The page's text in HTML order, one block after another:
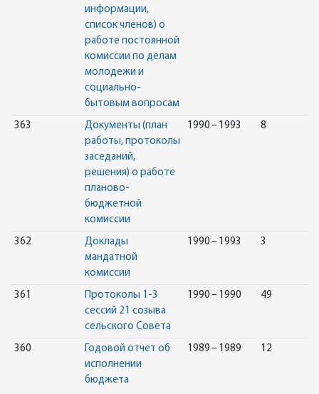
информации,
список членов) о
работе постоянной
комиссии по делам
молодежи и
социально-
бытовым вопросам
363
Документы (план
работы, протоколы
заседаний,
решения) о работе
планово-
бюджетной
комиссии
1990 – 1993 8
362
Доклады
мандатной
комиссии
1990 – 1993 3
361
Протоколы 1-3
сессий 21 созыва
сельского Совета
1990 – 1990 49
360
Годовой отчет об
исполнении
бюджета
1989 – 1989 12